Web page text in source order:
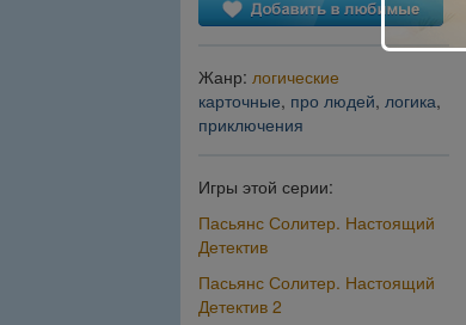
Жанр: логические
карточные, про людей, логика,
приключения
Игры этой серии:
Пасьянс Солитер. Настоящий
Детектив
Пасьянс Солитер. Настоящий
Детектив 2